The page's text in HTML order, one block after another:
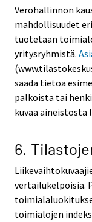
Verohallinnon
mahdollisuudet
tuotetaan
yritysryhmistä.
saada tietoa
palkoista tai
kuvaa aineistosta
6.
vertailukelpoisia.
toimialojen